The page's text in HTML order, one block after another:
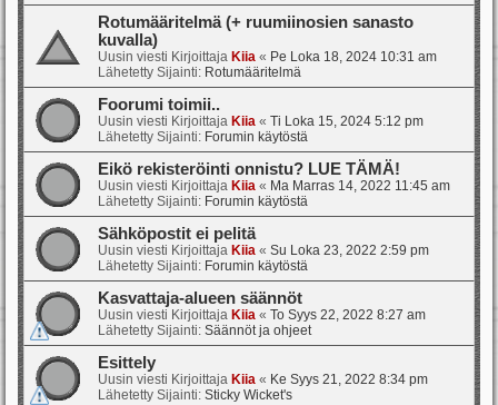
Rotumääritelmä (+ ruumiinosien sanasto
kuvalla)
Uusin viesti Kirjoittaja Kiia « Pe Loka 18, 2024 10:31 am
Lähetetty Sijainti: Rotumääritelmä
Foorumi toimii..
Uusin viesti Kirjoittaja Kiia « Ti Loka 15, 2024 5:12 pm
Lähetetty Sijainti: Forumin käytöstä
Eikö rekisteröinti onnistu? LUE TÄMÄ!
Uusin viesti Kirjoittaja Kiia « Ma Marras 14, 2022 11:45 am
Lähetetty Sijainti: Forumin käytöstä
Sähköpostit ei pelitä
Uusin viesti Kirjoittaja Kiia « Su Loka 23, 2022 2:59 pm
Lähetetty Sijainti: Forumin käytöstä
Kasvattaja-alueen säännöt
Uusin viesti Kirjoittaja Kiia « To Syys 22, 2022 8:27 am
Lähetetty Sijainti: Säännöt ja ohjeet
Esittely
Uusin viesti Kirjoittaja Kiia « Ke Syys 21, 2022 8:34 pm
Lähetetty Sijainti: Sticky Wicket's